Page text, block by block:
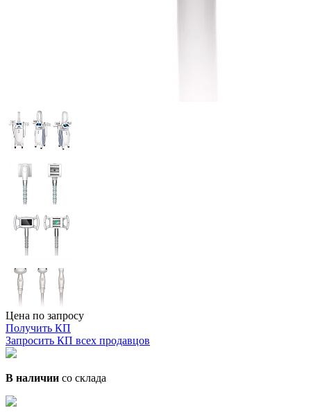
Цена по запросу
Получить КП
Запросить КП всех продавцов
В наличии со склада